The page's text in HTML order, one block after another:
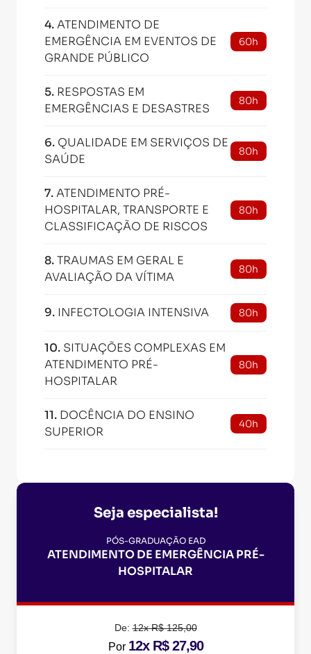
4.ATENDIMENTO DE
EMERGÊNCIA EM EVENTOS DE
GRANDE PÚBLICO
60h
5. RESPOSTAS EM
EMERGÊNCIAS E DESASTRES
80h
6. QUALIDADE EM SERVIÇOS DE
SAÚDE
80h
7.ATENDIMENTO PRÉ-
HOSPITALAR, TRANSPORTE E
CLASSIFICAÇÃO DE RISCOS
80h
8.TRAUMAS EM GERAL E
AVALIAÇÃO DA VÍTIMA
80h
9. INFECTOLOGIA INTENSIVA 80h
10. SITUAÇÕES COMPLEXAS EM
ATENDIMENTO PRÉ-
HOSPITALAR
80h
11. DOCÊNCIA DO ENSINO
SUPERIOR
40h
Seja especialista!
PÓS-GRADUAÇÃO EAD
ATENDIMENTO DE EMERGÊNCIA PRÉ-
HOSPITALAR
De:12x R$ 125,00
Por 12x R$ 27,90